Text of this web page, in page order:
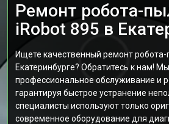
Ремонт робота-
iRobot 895 в
Ищете качественный ремонт
Екатеринбурге? Обратитесь к нам!
профессиональное обслуживание и
гарантируя быстрое устранение
специалисты используют только
современное оборудование для